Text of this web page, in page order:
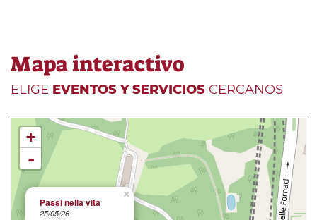
Mapa interactivo
ELIGE EVENTOS Y SERVICIOS CERCANOS
×
Passi nella vita
25/05/26
+
-